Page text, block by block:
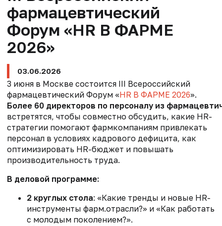
фармацевтический
Форум «HR В ФАРМЕ
2026»
03.06.2026
3 июня в Москве состоится III Всероссийский
фармацевтический Форум «HR В ФАРМЕ 2026».
Более 60 директоров по персоналу из
встретятся, чтобы совместно обсудить, какие HR-
стратегии помогают фармкомпаниям привлекать
персонал в условиях кадрового дефицита, как
оптимизировать HR-бюджет и повышать
производительность труда.
В деловой программе:
2 круглых стола: «Какие тренды и новые HR-
инструменты фарм.отрасли?» и «Как работать
с молодым поколением?».